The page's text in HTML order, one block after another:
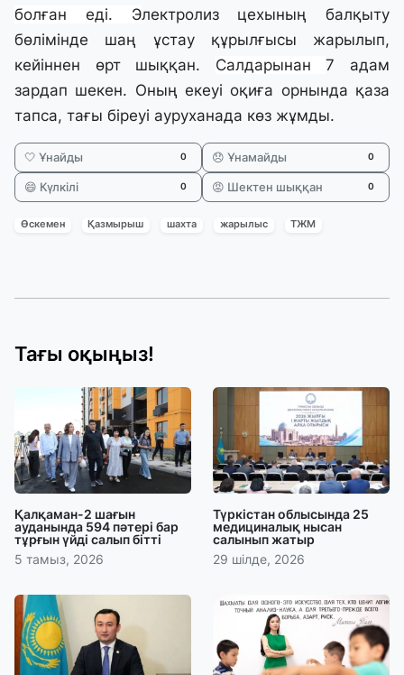
болған еді. Электролиз цехының балқыту
бөлімінде шаң ұстау құрылғысы жарылып,
кейіннен өрт шыққан. Салдарынан7 адам
зардап шекен. Оның екеуі оқиға орнында қаза
тапса, тағы біреуі ауруханада көз жұмды.
🤍 Ұнайды 0 😞 Ұнамайды 0
😄 Күлкілі 0 😡 Шектен шыққан 0
Өскемен Қазмырыш шахта жарылыс ТЖМ
Тағы оқыңыз!
Қалқаман-2 шағын
ауданында 594 пәтері бар
тұрғын үйді салып бітті
5 тамыз, 2026
Түркістан облысында 25
медициналық нысан
салынып жатыр
29 шілде, 2026